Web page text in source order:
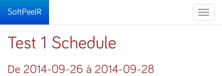
Toggle
SoftPeelR
Test 1 Schedule
De 2014-09-26 à 2014-09-28